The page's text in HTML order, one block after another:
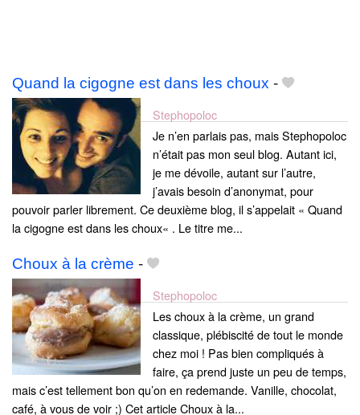
Quand la cigogne est dans les choux -
Stephopoloc
Je n’en parlais pas, mais Stephopoloc
n’était pas mon seul blog. Autant ici,
je me dévoile, autant sur l’autre,
j’avais besoin d’anonymat, pour
pouvoir parler librement. Ce deuxième blog, il s’appelait « Quand
la cigogne est dans les choux« . Le titre me...
Choux à la crème -
Stephopoloc
Les choux à la crème, un grand
classique, plébiscité de tout le monde
chez moi ! Pas bien compliqués à
faire, ça prend juste un peu de temps,
mais c’est tellement bon qu’on en redemande. Vanille, chocolat,
café, à vous de voir ;) Cet article Choux à la...